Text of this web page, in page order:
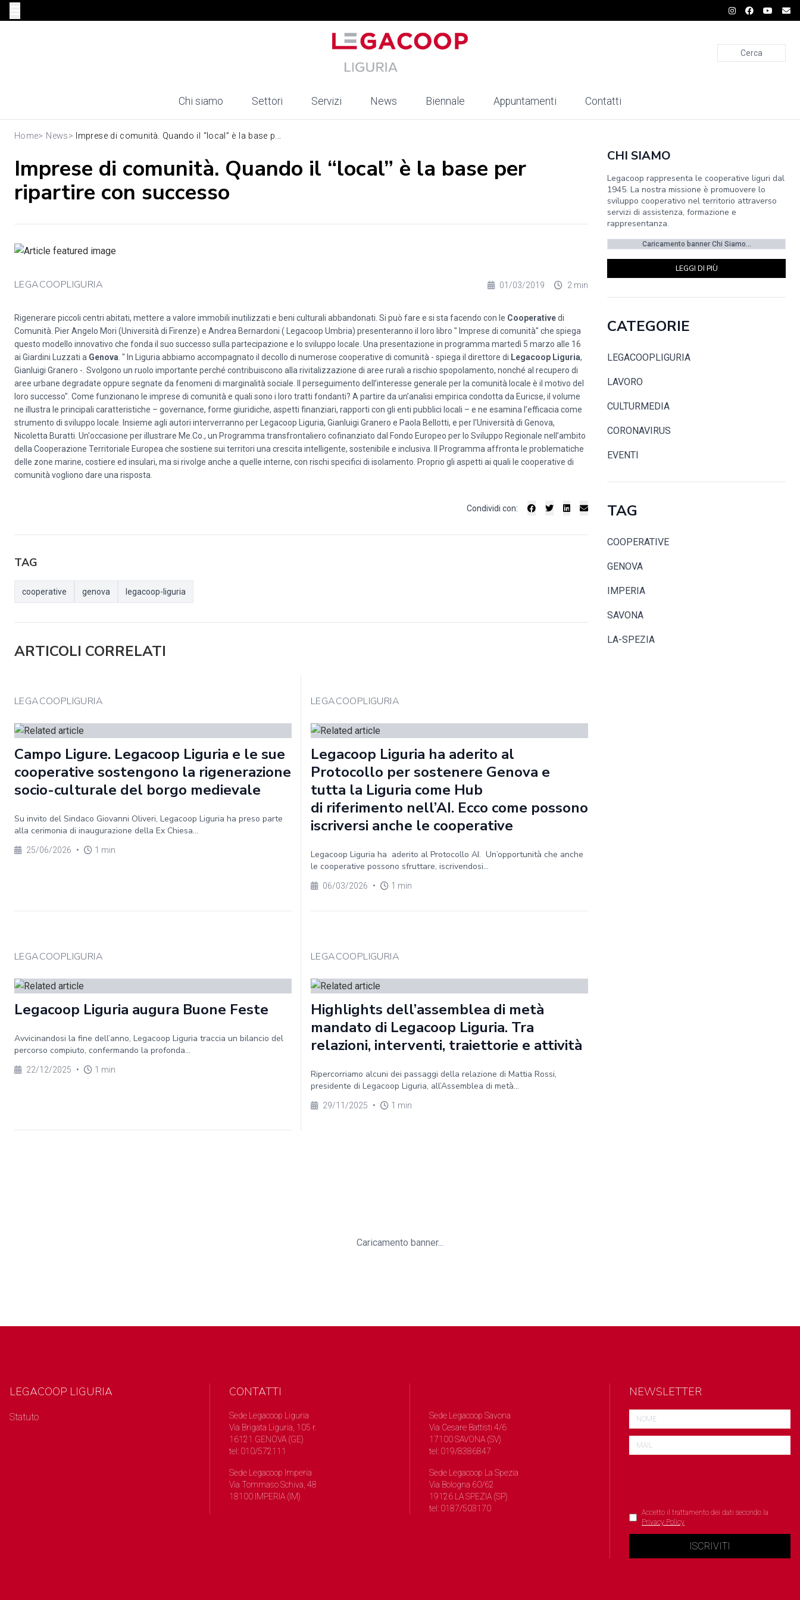
Cerca
Chi siamo Settori Servizi News Biennale Appuntamenti Contatti
Home> News> Imprese di comunità. Quando il “local” è la base p...
Imprese di comunità. Quando il “local” è la base per
ripartire con successo
LEGACOOPLIGURIA 01/03/2019 2 min
Rigenerare piccoli centri abitati, mettere a valore immobili inutilizzati e beni culturali abbandonati. Si può fare e si sta facendo con le Cooperativedi
Comunità. Pier Angelo Mori (Università di Firenze) e Andrea Bernardoni ( Legacoop Umbria) presenteranno il loro libro " Imprese di comunità" che spiega
questo modello innovativo che fonda il suo successo sulla partecipazione e lo sviluppo locale. Una presentazione in programma martedì 5 marzo alle 16
ai Giardini Luzzati a Genova . " In Liguria abbiamo accompagnato il decollo di numerose cooperative di comunità - spiega il direttore di Legacoop Liguria,
Gianluigi Granero -. Svolgono un ruolo importante perché contribuiscono alla rivitalizzazione di aree rurali a rischio spopolamento, nonché al recupero di
aree urbane degradate oppure segnate da fenomeni di marginalità sociale. Il perseguimento dell’interesse generale per la comunità locale è il motivo del
loro successo". Come funzionano le imprese di comunità e quali sono i loro tratti fondanti? A partire da un’analisi empirica condotta da Euricse, il volume
ne illustra le principali caratteristiche – governance, forme giuridiche, aspetti finanziari, rapporti con gli enti pubblici locali – e ne esamina l’efficacia come
strumento di sviluppo locale. Insieme agli autori interverranno per Legacoop Liguria, Gianluigi Granero e Paola Bellotti, e per l'Università di Genova,
Nicoletta Buratti. Un'occasione per illustrare Me.Co., un Programma transfrontaliero cofinanziato dal Fondo Europeo per lo Sviluppo Regionale nell’ambito
della Cooperazione Territoriale Europea che sostiene sui territori una crescita intelligente, sostenibile e inclusiva. Il Programma affronta le problematiche
delle zone marine, costiere ed insulari, ma si rivolge anche a quelle interne, con rischi specifici di isolamento. Proprio gli aspetti ai quali le cooperative di
comunità vogliono dare una risposta.
Condividi con:
TAG
cooperative genova legacoop-liguria
ARTICOLI CORRELATI
LEGACOOPLIGURIA
Campo Ligure. Legacoop Liguria e le sue
cooperative sostengono la rigenerazione
socio-culturale del borgo medievale
Su invito del Sindaco Giovanni Oliveri, Legacoop Liguria ha preso parte
alla cerimonia di inaugurazione della Ex Chiesa...
25/06/2026 • 1 min
LEGACOOPLIGURIA
Legacoop Liguria ha aderito al
Protocollo per sostenere Genova e
tutta la Liguria come Hub
di riferimento nell’AI. Ecco come possono
iscriversi anche le cooperative
Legacoop Liguria ha aderito al Protocollo AI. Un’opportunità che anche
le cooperative possono sfruttare, iscrivendosi...
06/03/2026 • 1 min
LEGACOOPLIGURIA
Legacoop Liguria augura Buone Feste
Avvicinandosi la fine dell’anno, Legacoop Liguria traccia un bilancio del
percorso compiuto, confermando la profonda...
22/12/2025 • 1 min
LEGACOOPLIGURIA
Highlights dell’assemblea di metà
mandato di Legacoop Liguria. Tra
relazioni, interventi, traiettorie e attività
Ripercorriamo alcuni dei passaggi della relazione di Mattia Rossi,
presidente di Legacoop Liguria, all’Assemblea di metà...
29/11/2025 • 1 min
CHI SIAMO
Legacoop rappresenta le cooperative liguri dal
1945. La nostra missione è promuovere lo
sviluppo cooperativo nel territorio attraverso
servizi di assistenza, formazione e
rappresentanza.
Caricamento banner Chi Siamo...
LEGGI DI PIÙ
CATEGORIE
LEGACOOPLIGURIA
LAVORO
CULTURMEDIA
CORONAVIRUS
EVENTI
TAG
COOPERATIVE
GENOVA
IMPERIA
SAVONA
LA-SPEZIA
Caricamento banner...
LEGACOOP LIGURIA
Statuto
CONTATTI
Sede Legacoop Liguria
Via Brigata Liguria, 105 r.
16121 GENOVA (GE)
tel: 010/572111
Sede Legacoop Imperia
Via Tommaso Schiva, 48
18100 IMPERIA (IM)
Sede Legacoop Savona
Via Cesare Battisti 4/6
17100 SAVONA (SV)
tel: 019/8386847
Sede Legacoop La Spezia
Via Bologna 60/62
19126 LA SPEZIA (SP)
tel: 0187/503170
NEWSLETTER
Accetto il trattamento dei dati secondo la
Privacy Policy
ISCRIVITI